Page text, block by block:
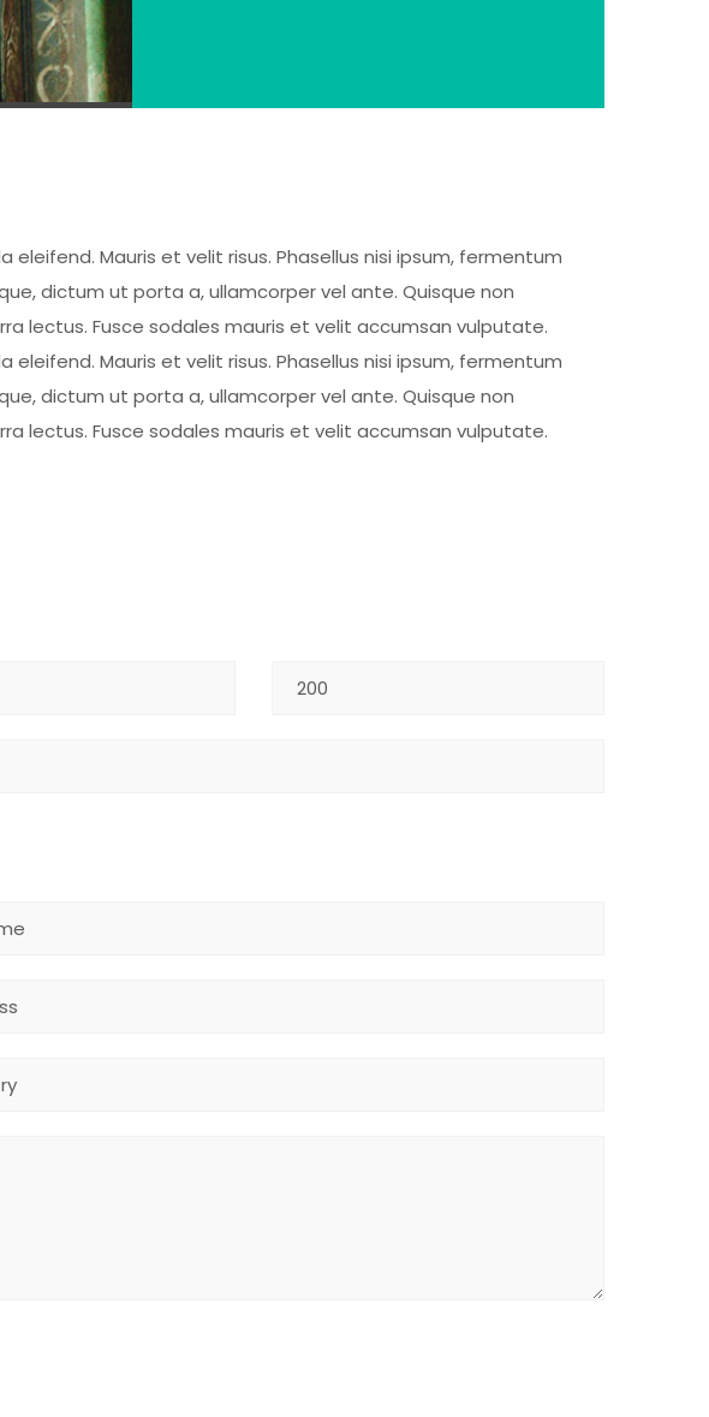
Mauris et velit risus. Phasellus nisi ipsum, fermentum
dictum ut porta a, ullamcorper vel ante. Quisque non
lectus. Fusce sodales mauris et velit accumsan vulputate.
Mauris et velit risus. Phasellus nisi ipsum, fermentum
dictum ut porta a, ullamcorper vel ante. Quisque non
lectus. Fusce sodales mauris et velit accumsan vulputate.